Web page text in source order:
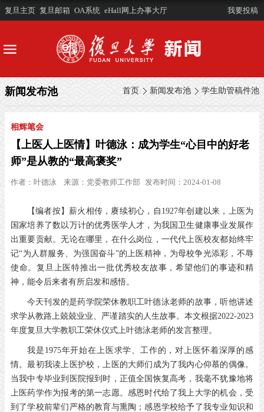
复旦主页 复旦邮箱 OA系统 eHall网上办事大厅 我要投稿
首页 新闻发布池 学生助管稿件池
新闻发布池
相辉笔会
【上医人上医情】叶德泳：成为学生“心目中的好老
师”是从教的“最高褒奖”
作者： 叶德泳 来源： 党委教师工作部 发布时间：2024-01-08
【编者按】薪火相传，赓续初心，自1927年创建以来，上医为
国家培养了数以万计的优秀医学人才，为我国卫生健康事业发展作
出重要贡献。无论在哪里，在什么岗位，一代代上医校友都始终牢
记“为人群服务、为强国奋斗”的上医精神，为母校争光添彩，不辱
使命。复旦上医特推出一批优秀校友故事，希望他们的事迹和精
神，能令后来者有所启发和感悟。
今天刊发的是药学院荣休教职工叶德泳老师的故事，听他讲述
求学从教路上兢兢业业、严谨踏实的人生故事。本文根据2022-2023
年度复旦大学教职工荣休仪式上叶德泳老师的发言整理。
我是1975年开始在上医求学、工作的，对上医怀着深厚的感
情。最初我读上医护校，上医的大师们成为了我内心仰慕的偶像。
当我中专毕业到医院报到时，正值全国恢复高考，我毫不犹豫地将
上医药学作为报考的第一志愿。感恩时代给了我上大学的机会，受
到了学校前辈们严格的教育与熏陶；感恩学校给予了我专业知识和